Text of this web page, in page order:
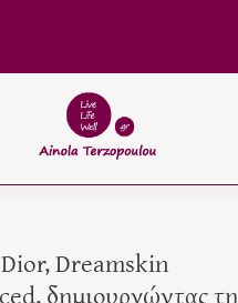
Dior, Dreamskin
δημιουργώντας τη